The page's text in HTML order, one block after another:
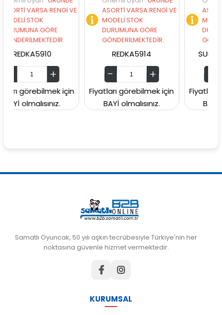
RENGİ VE
GÖRE
için
ASORTİ VARSA RENGİ VE
MODELİ STOK
DURUMUNA GÖRE
GÖNDERİLMEKTEDİR.
REDKA5914
Fiyatları görebilmek için
BAYİ olmalısınız.
ASORTİ VARSA
MODELİ STOK
DURUMUNA
Fiyatları
BAYİ
Samatlı Oyuncak, 50 yılı aşkın tecrübesiyle Türkiye'nin her
noktasına güvenle hizmet vermektedir.
KURUMSAL